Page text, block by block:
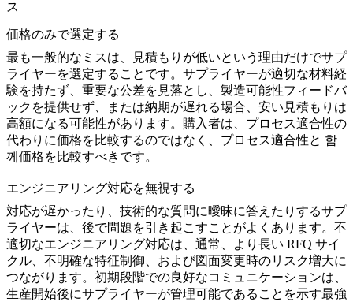
ス
価格のみで選定する
最も一般的なミスは、見積もりが低いという理由だけでサプ
ライヤーを選定することです。サプライヤーが適切な材料経
験を持たず、重要な公差を見落とし、製造可能性フィードバ
ックを提供せず、または納期が遅れる場合、安い見積もりは
高額になる可能性があります。購入者は、プロセス適合性の
代わりに価格を比較するのではなく、プロセス適合性と 함
께価格を比較すべきです。
エンジニアリング対応を無視する
対応が遅かったり、技術的な質問に曖昧に答えたりするサプ
ライヤーは、後で問題を引き起こすことがよくあります。不
適切なエンジニアリング対応は、通常、より長い RFQ サイ
クル、不明確な特征制御、および図面変更時のリスク増大に
つながります。初期段階での良好なコミュニケーションは、
生産開始後にサプライヤーが管理可能であることを示す最強